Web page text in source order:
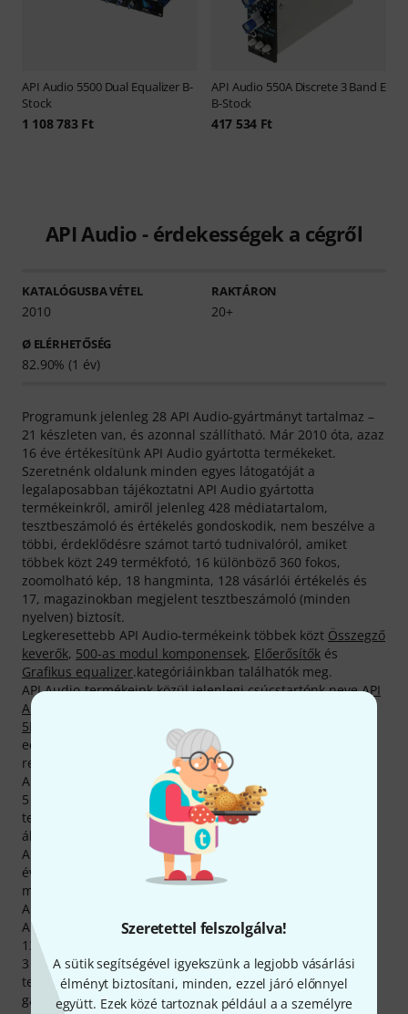
Szeretettel felszolgálva!
A sütik segítségével igyekszünk a legjobb vásárlási
élményt biztosítani, minden, ezzel járó előnnyel
együtt. Ezek közé tartoznak például a a személyre
API Audio 5500 Dual Equalizer B-
Stock
1 108 783 Ft
API Audio 550A Discrete 3 Band E
B-Stock
417 534 Ft
API Audio - érdekességek a cégről
KATALÓGUSBA VÉTEL
2010
RAKTÁRON
20+
Ø ELÉRHETŐSÉG
82.90% (1 év)
Programunk jelenleg 28 API Audio-gyártmányt tartalmaz –
21 készleten van, és azonnal szállítható. Már 2010 óta, azaz
16 éve értékesítünk API Audio gyártotta termékeket.
Szeretnénk oldalunk minden egyes látogatóját a
legalaposabban tájékoztatni API Audio gyártotta
termékeinkről, amiről jelenleg 428 médiatartalom,
tesztbeszámoló és értékelés gondoskodik, nem beszélve a
többi, érdeklődésre számot tartó tudnivalóról, amiket
többek közt 249 termékfotó, 16 különböző 360 fokos,
zoomolható kép, 18 hangminta, 128 vásárlói értékelés és
17, magazinokban megjelent tesztbeszámoló (minden
nyelven) biztosít.
Legkeresettebb API Audio-termékeink többek közt Összegző
keverők, 500-as modul komponensek, Előerősítők és
Grafikus equalizer.kategóriáinkban találhatók meg.
API Audio-termékeink közül jelenlegi csúcstartónk neveAPI
Audio 512v Preamp
5B1
nevű terméke szintén a legközkedveltebbek egyike —
eddig 2.000 alkalommal tették le mellette vásárlóink
rendeléseik során a voksukat.
API Audio-termékeinkkel rendkívül elégedettek vásárlóink.
5 csillagos átlagukkal katalógusunk API Audio gyártotta
termékei lényegesen az általunk kínált többi márka fölött
állnak.
A gyártó 2 év garanciát biztosít a termékeire, a mi három
éves garanciáknak megfelelően azonban mi ezt még
megtoldjuk egy évvel.
A Thomann-nál másoknál jóval olcsóbban vásárolhatsz be
API Audio-termékekből. Csak az előző hónapban a gyártó
13 terméke árát csökkentettük.
3 éves Thomann-garanciánk mellett minden API Audio -
termékre biztosítunk egy 30 napos pénzvisszafizetési
garanciát is. Komoly szaktudással rendelkező